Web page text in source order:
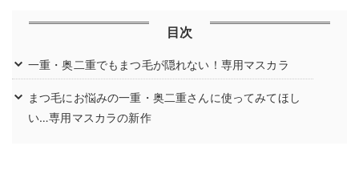
目次
一重・奥二重でもまつ毛が隠れない！専用マスカラ
まつ毛にお悩みの一重・奥二重さんに使ってみてほし
い…専用マスカラの新作